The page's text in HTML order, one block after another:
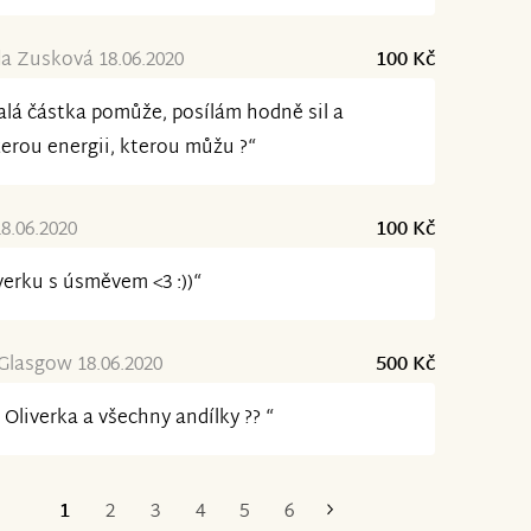
Zusková 18.06.2020
100 Kč
částka pomůže, posílám hodně sil a
energii, kterou můžu ?“
100 Kč
s úsměvem <3 :))“
18.06.2020
500 Kč
Oliverka a všechny andílky ?? “
1 2 3 4 5 6